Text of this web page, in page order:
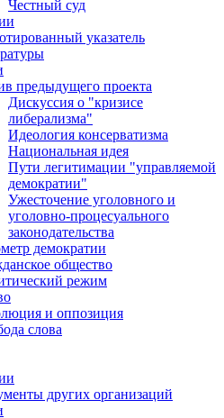
Честный суд
указатель
предыдущего проекта
Дискуссия о "кризисе
либерализма"
Идеология консерватизма
Национальная идея
Пути легитимации "управляемой
демократии"
Ужесточение уголовного и
уголовно-процесуального
законодательства
демократии
общество
режим
и оппозиция
слова
других организаций